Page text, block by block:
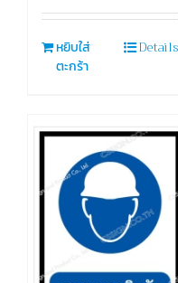
หยิบใส่
ตะกร้า
Details